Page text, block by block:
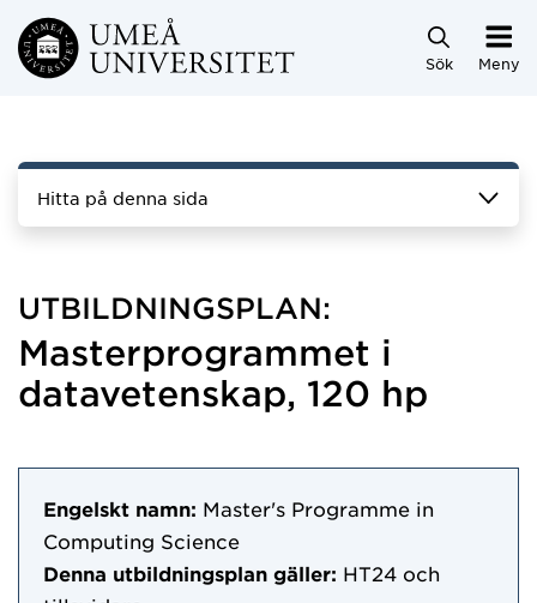
Hoppa direkt till innehållet
Sök Meny
Hitta på denna sida
UTBILDNINGSPLAN:
Masterprogrammet i
datavetenskap, 120 hp
Engelskt namn: Master's Programme in
Computing Science
Denna utbildningsplan gäller: HT24 och